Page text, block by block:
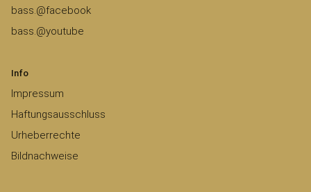
bass.@facebook
bass.@youtube
Info
Impressum
Haftungsausschluss
Urheberrechte
Bildnachweise